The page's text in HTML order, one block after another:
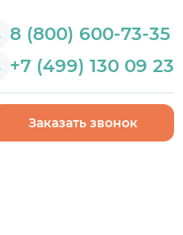
8 (800) 600-73-35
+7 (499) 130 09 23
Заказать звонок